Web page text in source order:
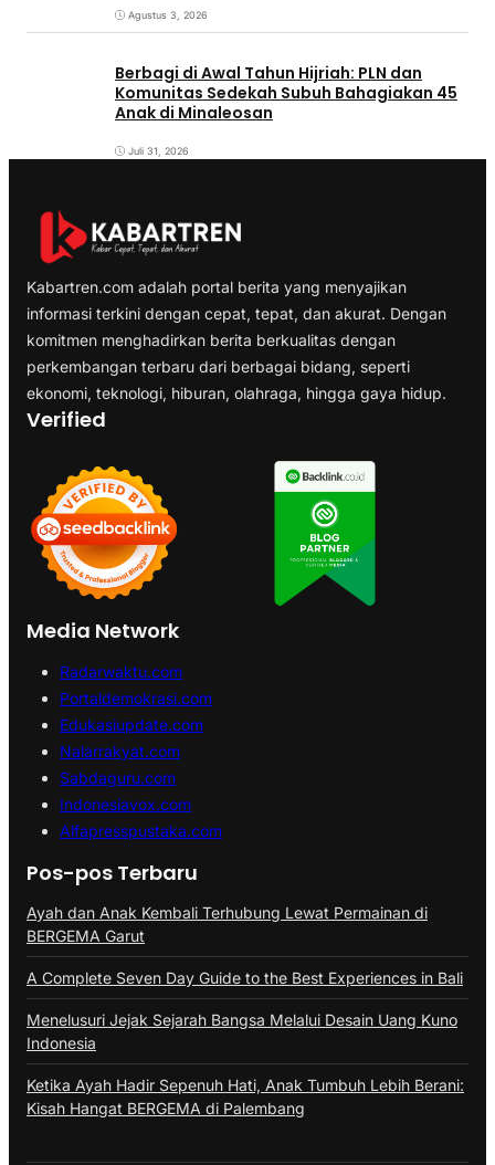
Agustus 3, 2026
Berbagi di Awal Tahun Hijriah: PLN dan
Komunitas Sedekah Subuh Bahagiakan 45
Anak di Minaleosan
Juli 31, 2026
Kabartren.com adalah portal berita yang menyajikan
informasi terkini dengan cepat, tepat, dan akurat. Dengan
komitmen menghadirkan berita berkualitas dengan
perkembangan terbaru dari berbagai bidang, seperti
ekonomi, teknologi, hiburan, olahraga, hingga gaya hidup.
Verified
Media Network
Radarwaktu.com
Portaldemokrasi.com
Edukasiupdate.com
Nalarrakyat.com
Sabdaguru.com
Indonesiavox.com
Alfapresspustaka.com
Pos-pos Terbaru
Ayah dan Anak Kembali Terhubung Lewat Permainan di
BERGEMA Garut
A Complete Seven Day Guide to the Best Experiences in Bali
Menelusuri Jejak Sejarah Bangsa Melalui Desain Uang Kuno
Indonesia
Ketika Ayah Hadir Sepenuh Hati, Anak Tumbuh Lebih Berani:
Kisah Hangat BERGEMA di Palembang